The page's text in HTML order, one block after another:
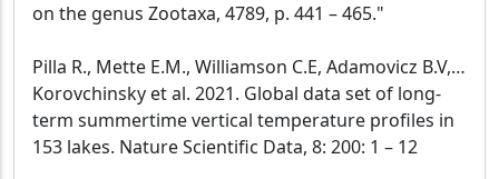
on the genus Zootaxa, 4789, p. 441 – 465."
Pilla R., Mette E.M., Williamson C.E, Adamovicz B.V,…
Korovchinsky et al. 2021. Global data set of long-
term summertime vertical temperature profiles in
153 lakes. Nature Scientific Data, 8: 200: 1 – 12